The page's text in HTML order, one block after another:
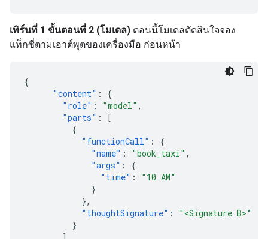
เทิร์นที่ 1 ขั้นตอนที่ 2 (โมเดล) ตอนนี้โมเดลตัดสินใจจอง
แท็กซี่ตามเอาต์พุตของเครื่องมือ ก่อนหน้า
{
"content" :
{
"role" : "model" ,
"parts" :
[
{
"functionCall" :
{
"name" : "book_taxi" ,
"args" :
{
"time" :
"10 AM"
}
},
"thoughtSignature" :
"<Signature B>"
}